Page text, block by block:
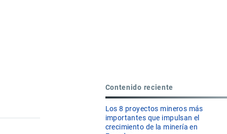
Contenido reciente
Los 8 proyectos mineros más
importantes que impulsan el
crecimiento de la minería en